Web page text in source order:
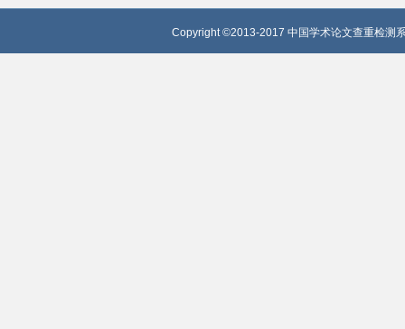
Copyright ©2013-2017 中国学术论文查重检